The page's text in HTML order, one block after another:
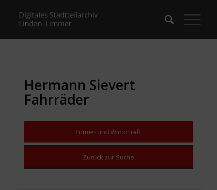
Hermann Sievert
Fahrräder
Firmen und Wirtschaft
Zurück zur Suche